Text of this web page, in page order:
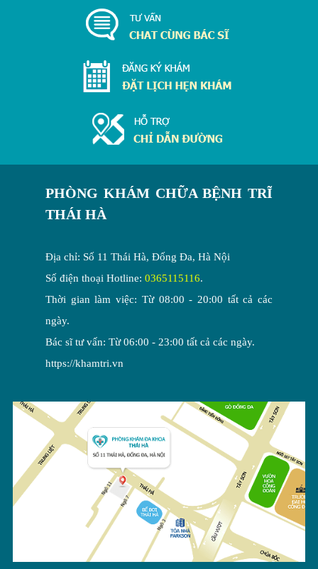
PHÒNG KHÁM CHỮA BỆNH TRĨ
THÁI HÀ
Địa chỉ: Số 11 Thái Hà, Đống Đa, Hà Nội
Số điện thoại Hotline: 0365115116.
Thời gian làm việc: Từ 08:00 - 20:00 tất cả các
ngày.
Bác sĩ tư vấn: Từ 06:00 - 23:00 tất cả các ngày.
https://khamtri.vn